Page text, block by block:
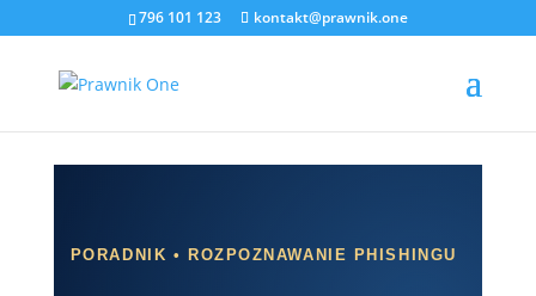
796 101 123 kontakt@prawnik.one
PORADNIK • ROZPOZNAWANIE PHISHINGU